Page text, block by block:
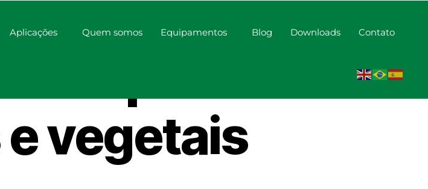
Aplicações Quem somos Equipamentos Blog Downloads Contato
vegetais